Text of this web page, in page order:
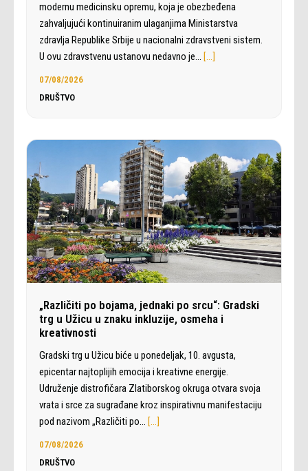
modernu medicinsku opremu, koja je obezbeđena
zahvaljujući kontinuiranim ulaganjima Ministarstva
zdravlja Republike Srbije u nacionalni zdravstveni sistem.
U ovu zdravstvenu ustanovu nedavno je… […]
07/08/2026
DRUŠTVO
„Različiti po bojama, jednaki po srcu“: Gradski
trg u Užicu u znaku inkluzije, osmeha i
kreativnosti
Gradski trg u Užicu biće u ponedeljak, 10. avgusta,
epicentar najtoplijih emocija i kreativne energije.
Udruženje distrofičara Zlatiborskog okruga otvara svoja
vrata i srce za sugrađane kroz inspirativnu manifestaciju
pod nazivom „Različiti po… […]
07/08/2026
DRUŠTVO